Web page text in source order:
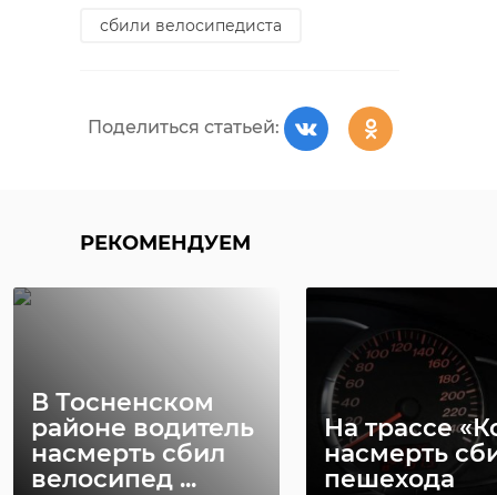
сбили велосипедиста
Поделиться статьей:
РЕКОМЕНДУЕМ
В Тосненском
районе водитель
насмерть сбил
велосипед ...
На трассе
насмерть
пешехода
заперся муж ...
Буйного
обитателя